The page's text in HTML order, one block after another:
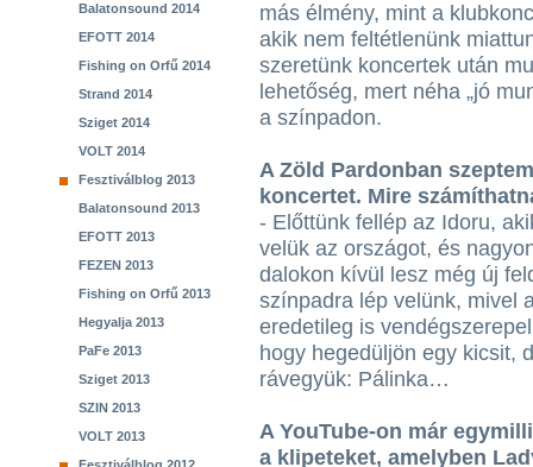
Balatonsound 2014
EFOTT 2014
Fishing on Orfű 2014
Strand 2014
Sziget 2014
VOLT 2014
Fesztiválblog 2013
Balatonsound 2013
EFOTT 2013
FEZEN 2013
Fishing on Orfű 2013
Hegyalja 2013
PaFe 2013
Sziget 2013
SZIN 2013
VOLT 2013
más élmény, mint a
akik nem feltétlenünk
szeretünk koncertek után
lehetőség, mert néha „jó
a színpadon.
A Zöld Pardonban
koncertet. Mire
- Előttünk fellép az Idoru,
velük az országot, és
dalokon kívül lesz még új
színpadra lép velünk, mivel
eredetileg is
hogy hegedüljön egy kicsit,
rávegyük: Pálinka…
A YouTube-on már
a klipeteket, amelyben